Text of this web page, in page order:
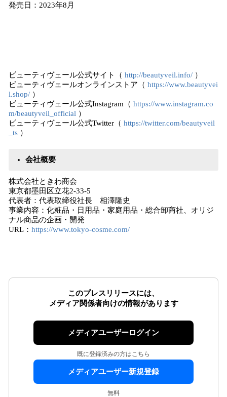
発売日：2023年8月
ビューティヴェール公式サイト（ http://beautyveil.info/ ）
ビューティヴェールオンラインストア（ https://www.beautyvei
l.shop/ ）
ビューティヴェール公式Instagram（ https://www.instagram.co
m/beautyveil_official ）
ビューティヴェール公式Twitter（ https://twitter.com/beautyveil
_ts ）
会社概要
株式会社ときわ商会
東京都墨田区立花2-33-5
代表者：代表取締役社長 相澤隆史
事業内容：化粧品・日用品・家庭用品・総合卸商社、オリジ
ナル商品の企画・開発
URL： https://www.tokyo-cosme.com/
このプレスリリースには、
メディア関係者向けの情報があります
メディアユーザーログイン
既に登録済みの方はこちら
メディアユーザー新規登録
無料